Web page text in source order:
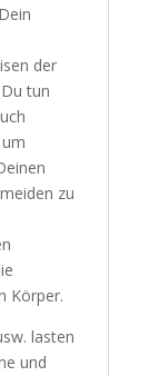
der
tun
zu
Körper.
lasten
und